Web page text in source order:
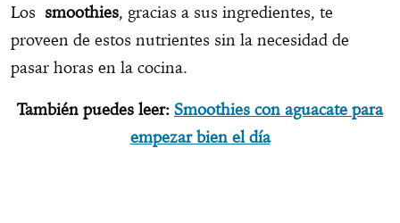
Los smoothies, gracias a sus ingredientes, te
proveen de estos nutrientes sin la necesidad de
pasar horas en la cocina.
También puedes leer: Smoothies con aguacate para
empezar bien el día